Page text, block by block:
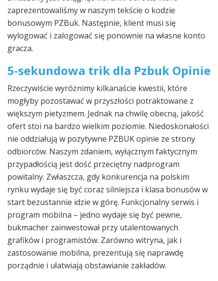
zaprezentowaliśmy w naszym tekście o kodzie
bonusowym PZBuk. Następnie, klient musi się
wylogować i zalogować się ponownie na własne konto
gracza.
5-sekundowa trik dla Pzbuk Opinie
Rzeczywiście wyróżnimy kilkanaście kwestii, które
mogłyby pozostawać w przyszłości potraktowane z
większym pietyzmem. Jednak na chwilę obecną, jakość
ofert stoi na bardzo wielkim poziomie. Niedoskonałości
nie oddziałują w pozytywne PZBUK opinie ze strony
odbiorców. Naszym zdaniem, wyłącznym faktycznym
przypadłością jest dość przeciętny nadprogram
powitalny. Zwłaszcza, gdy konkurencja na polskim
rynku wydaje się być coraz silniejsza i klasa bonusów w
start bezustannie idzie w górę. Funkcjonalny serwis i
program mobilna – jedno wydaje się być pewne,
bukmacher zainwestował przy utalentowanych
grafików i programistów. Zarówno witryna, jak i
zastosowanie mobilna, prezentują się naprawdę
porządnie i ułatwiają obstawianie zakładów.